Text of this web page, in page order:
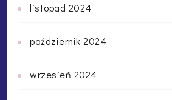
listopad 2024
październik 2024
wrzesień 2024